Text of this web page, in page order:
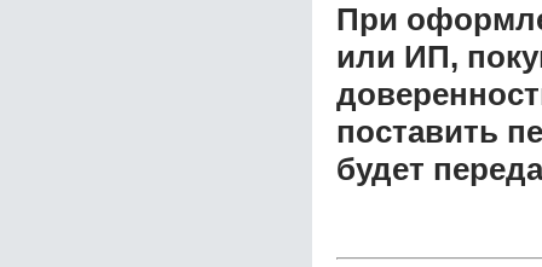
При
или ИП,
поставить
будет